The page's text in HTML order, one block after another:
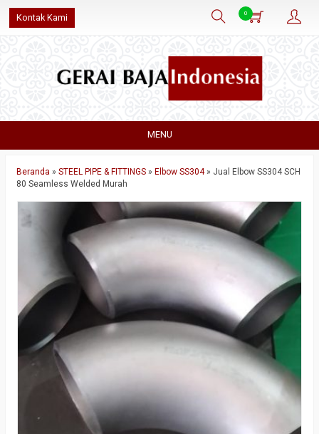
Kontak Kami 0
MENU
Beranda » STEEL PIPE & FITTINGS » Elbow SS304» Jual Elbow SS304 SCH
80 Seamless Welded Murah